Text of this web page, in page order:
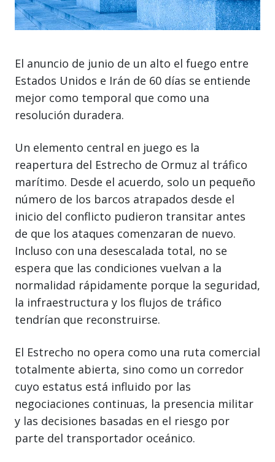
El anuncio de junio de un alto el fuego entre
Estados Unidos e Irán de 60 días se entiende
mejor como temporal que como una
resolución duradera.
Un elemento central en juego es la
reapertura del Estrecho de Ormuz al tráfico
marítimo. Desde el acuerdo, solo un pequeño
número de los barcos atrapados desde el
inicio del conflicto pudieron transitar antes
de que los ataques comenzaran de nuevo.
Incluso con una desescalada total, no se
espera que las condiciones vuelvan a la
normalidad rápidamente porque la seguridad,
la infraestructura y los flujos de tráfico
tendrían que reconstruirse.
El Estrecho no opera como una ruta comercial
totalmente abierta, sino como un corredor
cuyo estatus está influido por las
negociaciones continuas, la presencia militar
y las decisiones basadas en el riesgo por
parte del transportador oceánico.